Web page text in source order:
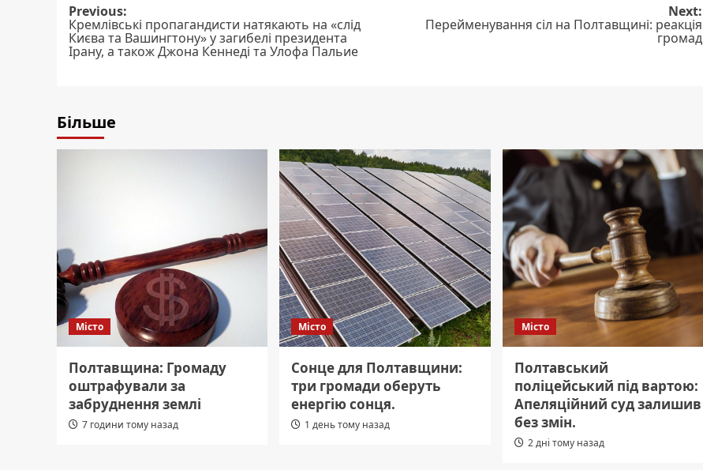
Post
navigation
Previous:
Кремлівські пропагандисти натякають на «слід
Києва та Вашингтону» у загибелі президента
Ірану, а також Джона Кеннеді та Улофа Пальие
Next:
Перейменування сіл на Полтавщині: реакція
громад
Більше
Місто
Полтавщина: Громаду
оштрафували за
забруднення землі
7 години тому назад
Місто
Сонце для Полтавщини:
три громади оберуть
енергію сонця.
1 день тому назад
Місто
Полтавський
поліцейський під вартою:
Апеляційний суд залишив
без змін.
2 дні тому назад